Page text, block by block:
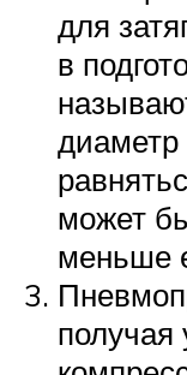
для
в
может
меньше